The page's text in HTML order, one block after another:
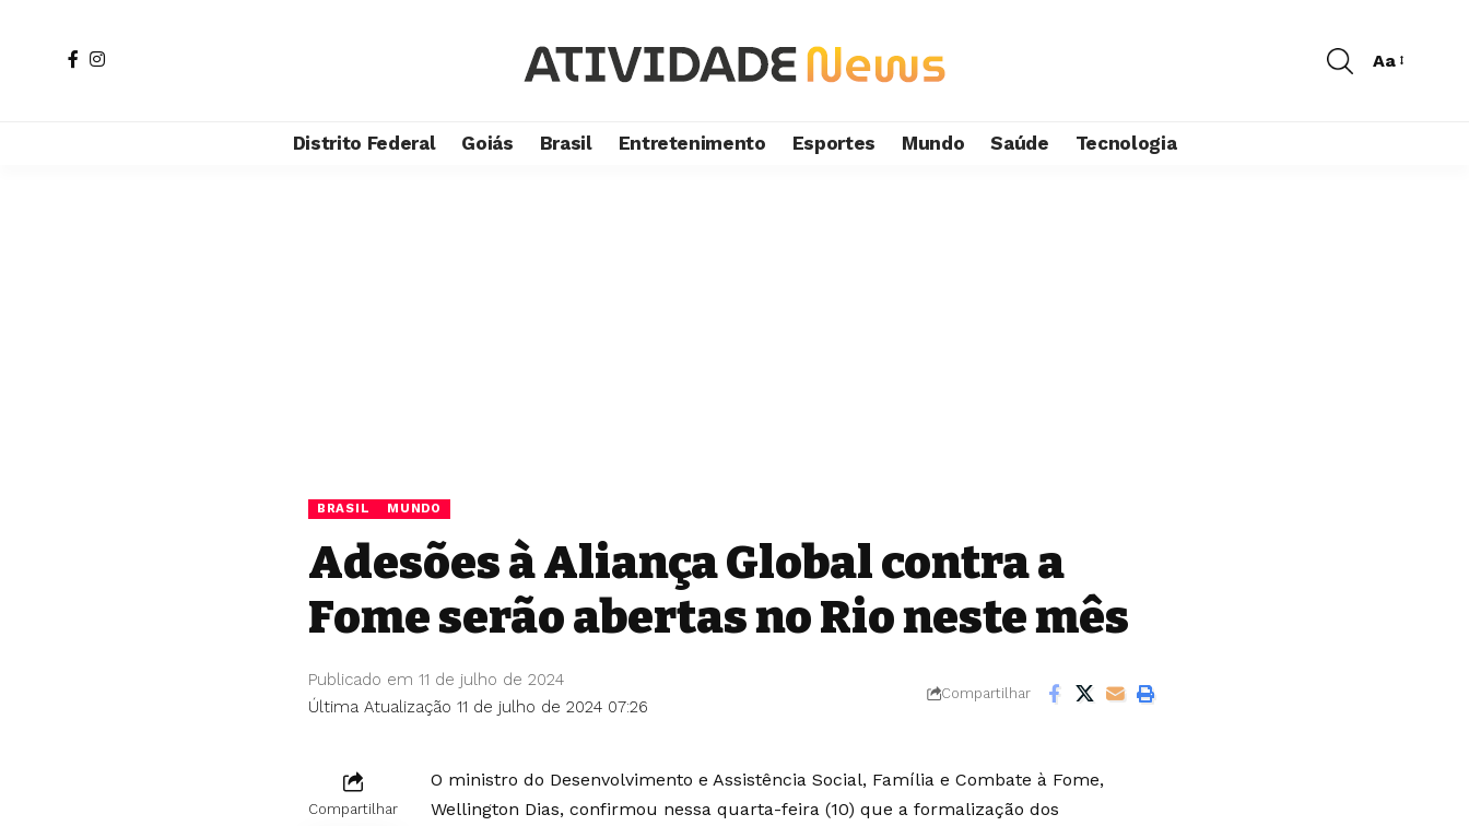
Aa
Distrito Federal Goiás Brasil Entretenimento Esportes Mundo Saúde Tecnologia
BRASIL MUNDO
Adesões à Aliança Global contra a
Fome serão abertas no Rio neste mês
Última Atualização 11 de julho de 2024 07:26
Publicado em 11 de julho de 2024
Compartilhar
Compartilhar
O ministro do Desenvolvimento e Assistência Social, Família e Combate à Fome,
Wellington Dias, confirmou nessa quarta-feira (10) que a formalização dos